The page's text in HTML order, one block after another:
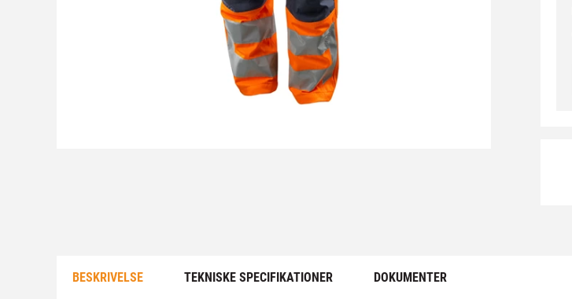
BESKRIVELSE TEKNISKE SPECIFIKATIONER DOKUMENTER